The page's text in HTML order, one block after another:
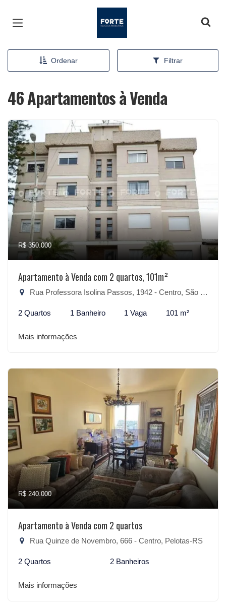
Ordenar Filtrar
46 Apartamentos à Venda
R$ 350.000
Apartamento à Venda com 2 quartos, 101m²
Rua Professora Isolina Passos, 1942 - Centro, São Lourenço do Sul-RS
2 Quartos 1 Banheiro 1 Vaga 101 m²
Mais informações
R$ 240.000
Apartamento à Venda com 2 quartos
Rua Quinze de Novembro, 666 - Centro, Pelotas-RS
2 Quartos 2 Banheiros
Mais informações